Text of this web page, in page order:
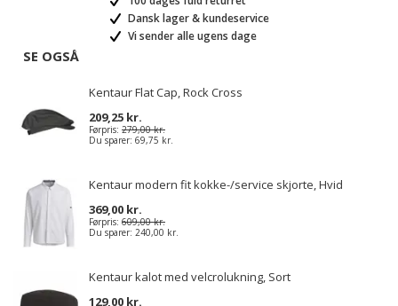
Dansk lager & kundeservice
Vi sender alle ugens dage
SE OGSÅ
Kentaur Flat Cap, Rock Cross
209,25 kr.
Førpris: 279,00 kr.
Du sparer: 69,75 kr.
Kentaur modern fit kokke-/service skjorte, Hvid
369,00 kr.
Førpris: 609,00 kr.
Du sparer: 240,00 kr.
Kentaur kalot med velcrolukning, Sort
129,00 kr.